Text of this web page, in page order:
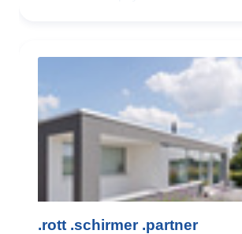
.rott .schirmer .partner